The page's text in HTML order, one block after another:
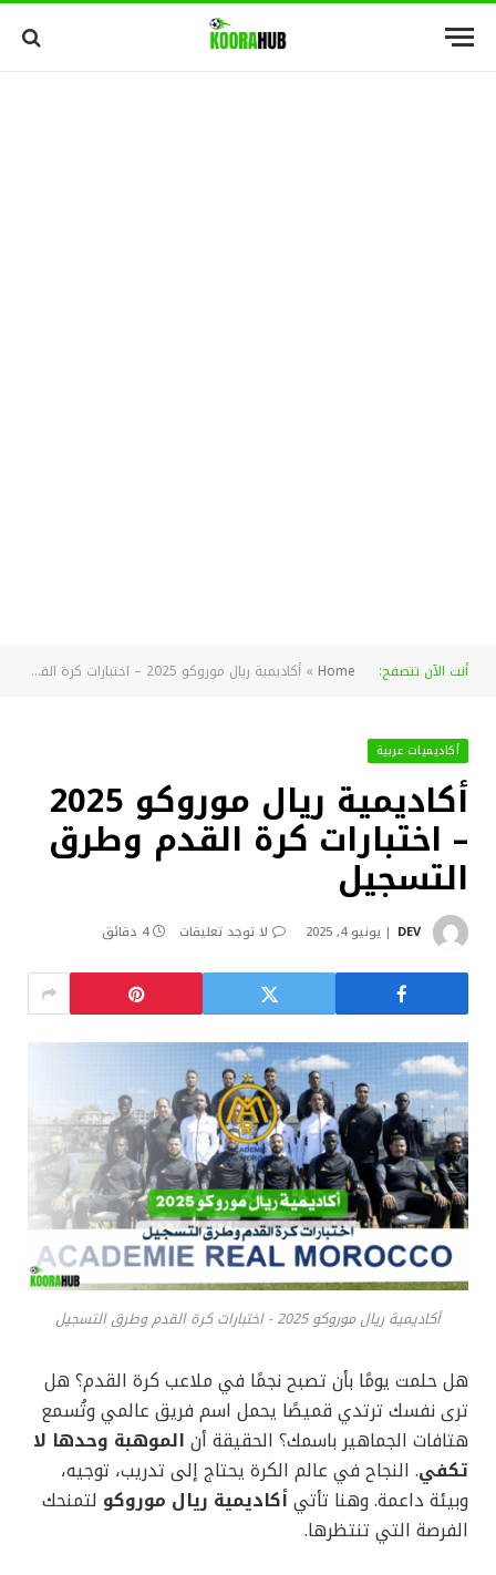
أنت الآن تتصفح: Home
» أكاديمية ريال موروكو 2025 – اختبارات كرة القدم وطرق التسجيل
أكاديميات عربية
أكاديمية ريال موروكو 2025
– اختبارات كرة القدم وطرق
التسجيل
DEV يونيو 4, 2025 لا توجد تعليقات 4 دقائق
أكاديمية ريال موروكو 2025 - اختبارات كرة القدم وطرق التسجيل
هل حلمت يومًا بأن تصبح نجمًا في ملاعب كرة القدم؟ هل
ترى نفسك ترتدي قميصًا يحمل اسم فريق عالمي وتُسمع
هتافات الجماهير باسمك؟ الحقيقة أن الموهبة وحدها لا
تكفي. النجاح في عالم الكرة يحتاج إلى تدريب، توجيه،
وبيئة داعمة. وهنا تأتيأكاديمية ريال موروكو لتمنحك
الفرصة التي تنتظرها.